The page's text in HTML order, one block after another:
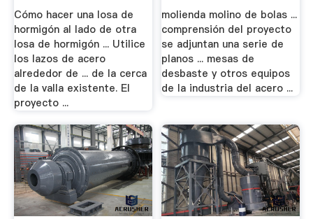
Cómo hacer una losa de
hormigón al lado de otra
losa de hormigón ... Utilice
los lazos de acero
alrededor de ... de la cerca
de la valla existente. El
proyecto ...
molienda molino de bolas ...
comprensión del proyecto
se adjuntan una serie de
planos ... mesas de
desbaste y otros equipos
de la industria del acero ...